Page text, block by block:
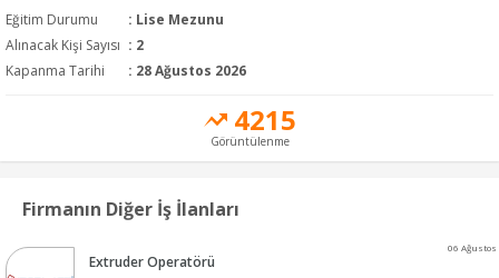
Eğitim Durumu
: Lise Mezunu
Alınacak Kişi Sayısı : 2
Kapanma Tarihi
: 28 Ağustos 2026
4215
Görüntülenme
Firmanın Diğer İş İlanları
06 Ağustos
Extruder Operatörü